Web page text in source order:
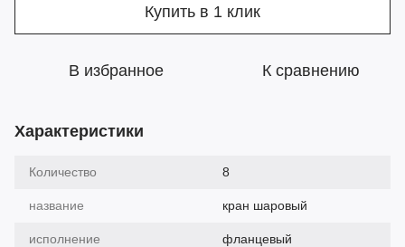
Купить в 1 клик
В избранное К сравнению
Характеристики
Количество 8
название кран шаровый
исполнение фланцевый